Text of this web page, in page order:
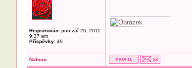
Registrován:pon zář 26, 2011
9:37 am
Příspěvky:49
Nahoru